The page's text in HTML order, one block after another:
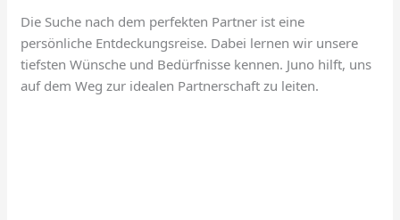
Die Suche nach dem perfekten Partner ist eine
persönliche Entdeckungsreise. Dabei lernen wir unsere
tiefsten Wünsche und Bedürfnisse kennen. Juno hilft, uns
auf dem Weg zur idealen Partnerschaft zu leiten.